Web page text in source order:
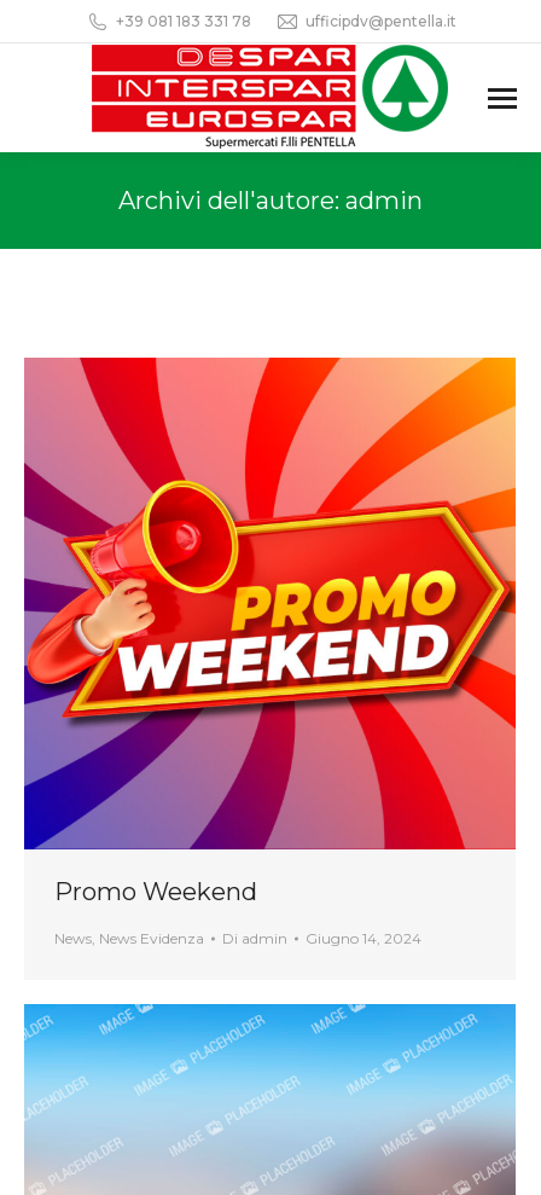
+39 081 183 331 78 ufficipdv@pentella.it
Archivi dell'autore: admin
Promo Weekend
News, News Evidenza Di admin Giugno 14, 2024